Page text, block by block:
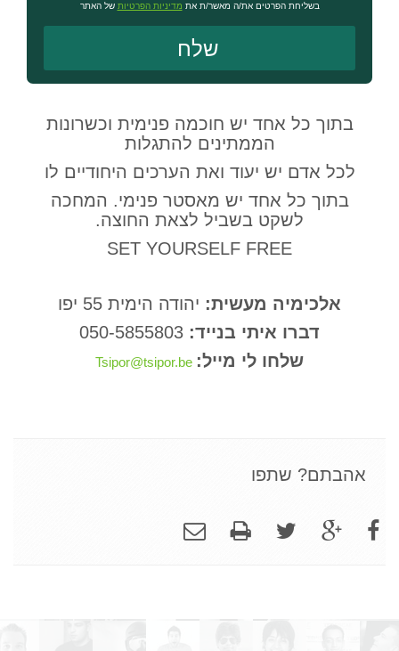
בשליחת הפרטים את/ה מאשר/ת את מדיניות הפרטיות של האתר
בתוך כל אחד יש חוכמה פנימית וכשרונות
הממתינים להתגלות
לכל אדם יש יעוד ואת הערכים היחודיים לו
בתוך כל אחד יש מאסטר פנימי. המחכה
לשקט בשביל לצאת החוצה.
SET YOURSELF FREE
אלכימיה מעשית: יהודה הימית 55 יפו
דברו איתי בנייד:
שלחו לי מייל: Tsipor@tsipor.be
אהבתם? שתפו